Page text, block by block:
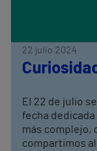
22 julio 2024
El 22 de julio
fecha
más complejo,
compartimos